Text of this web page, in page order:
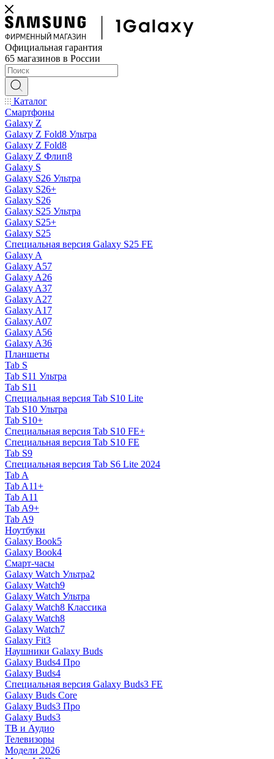
Официальная гарантия
65 магазинов в России
Каталог
Смартфоны
Galaxy Z
Galaxy Z Fold8 Ультра
Galaxy Z Fold8
Galaxy Z Флип8
Galaxy S
Galaxy S26 Ультра
Galaxy S26+
Galaxy S26
Galaxy S25 Ультра
Galaxy S25+
Galaxy S25
Специальная версия Galaxy S25 FE
Galaxy A
Galaxy A57
Galaxy A26
Galaxy A37
Galaxy A27
Galaxy A17
Galaxy A07
Galaxy A56
Galaxy A36
Планшеты
Tab S
Tab S11 Ультра
Tab S11
Специальная версия Tab S10 Lite
Tab S10 Ультра
Tab S10+
Специальная версия Tab S10 FE+
Специальная версия Tab S10 FE
Tab S9
Специальная версия Tab S6 Lite 2024
Tab A
Tab A11+
Tab A11
Tab A9+
Tab A9
Ноутбуки
Galaxy Book5
Galaxy Book4
Смарт-часы
Galaxy Watch Ультра2
Galaxy Watch9
Galaxy Watch Ультра
Galaxy Watch8 Классика
Galaxy Watch8
Galaxy Watch7
Galaxy Fit3
Наушники Galaxy Buds
Galaxy Buds4 Про
Galaxy Buds4
Специальная версия Galaxy Buds3 FE
Galaxy Buds Core
Galaxy Buds3 Про
Galaxy Buds3
ТВ и Аудио
Телевизоры
Модели 2026